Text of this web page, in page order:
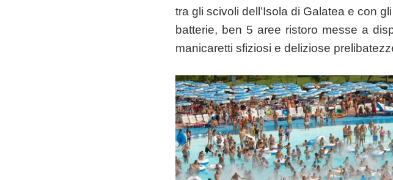
tra gli scivoli dell’Isola di Galatea e con
batterie, ben 5 aree ristoro messe a
manicaretti sfiziosi e deliziose